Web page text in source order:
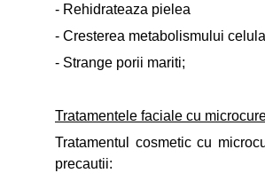
- Rehidrateaza pielea
- Cresterea metabolismului
- Strange porii mariti;
Tratamentele faciale cu
Tratamentul cosmetic cu
precautii: